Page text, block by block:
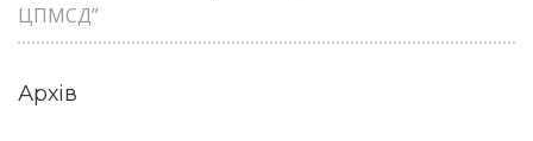
ЦПМСД”
Архів